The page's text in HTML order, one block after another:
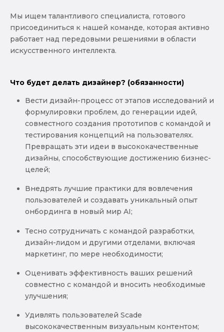
Мы ищем талантливого специалиста, готового
присоединиться к нашей команде, которая активно
работает над передовыми решениями в области
искусственного интеллекта.
Что будет делать дизайнер? (обязанности)
Вести дизайн-процесс от этапов исследований и
формулировки проблем, до генерации идей,
совместного создания прототипов с командой и
тестирования концепций на пользователях.
Превращать эти идеи в высококачественные
дизайны, способствующие достижению бизнес-
целей;
Внедрять лучшие практики для вовлечения
пользователей и создавать уникальный опыт
онбординга в новый мир AI;
Тесно сотрудничать с командой разработки,
дизайн-лидом и другими отделами, включая
маркетинг, по мере необходимости;
Оценивать эффективность ваших решений
совместно с командой и вносить необходимые
улучшения;
Удивлять пользователей Scade
высококачественным визуальным контентом;